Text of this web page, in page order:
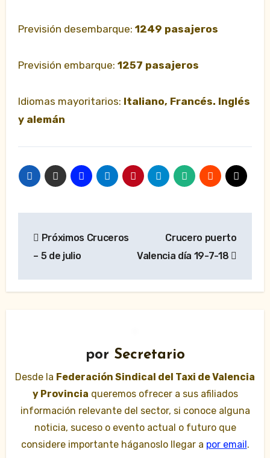
Previsión desembarque: 1249 pasajeros
Previsión embarque: 1257 pasajeros
Idiomas mayoritarios: Italiano, Francés. Inglés
y alemán
Próximos Cruceros
– 5 de julio
Crucero puerto
Valencia día 19-7-18
por Secretario
Desde la Federación Sindical del Taxi de Valencia
y Provincia queremos ofrecer a sus afiliados
información relevante del sector, si conoce alguna
noticia, suceso o evento actual o futuro que
considere importante háganoslo llegar a por email.